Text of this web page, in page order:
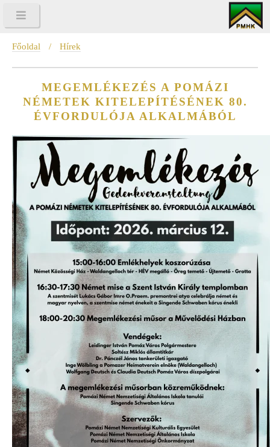
Főoldal / Hírek
MEGEMLÉKEZÉS A POMÁZI
NÉMETEK KITELEPÍTÉSÉNEK 80.
ÉVFORDULÓJA ALKALMÁBÓL